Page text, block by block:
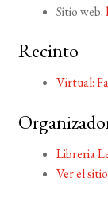
Sitio web:
Recinto
Virtual:
Libreria
Ver el